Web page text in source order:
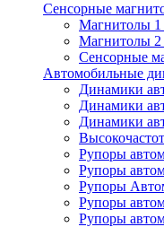
Сенсорные
Магнитолы
Магнитолы
Сенсорные
Автомобильные
Динамики
Динамики
Динамики
Рупоры
Рупоры
Рупоры
Рупоры
Рупоры